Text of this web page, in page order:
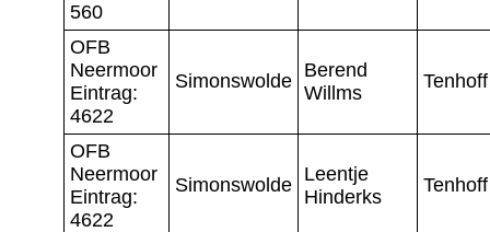
560
OFB
Neermoor
Eintrag:
4622
Simonswolde Berend
Willms
Tenhoff
OFB
Neermoor
Eintrag:
4622
Simonswolde Leentje
Hinderks
Tenhoff